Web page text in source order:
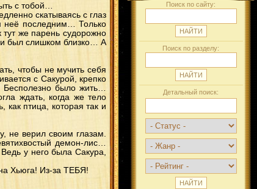
с тобой…
скатываясь с глаз
неё последним… Только
же парень судорожно
был слишком близко… А
чтобы не мучить себя
с Сакурой, крепко
Бесполезно было жить…
ждать, когда же тело
птица, которая так и
не верил своим глазам.
демон-лис…
у него была Сакура,
Хьюга! Из-за ТЕБЯ!
Поиск по сайту:
Поиск по разделу:
Детальный поиск: